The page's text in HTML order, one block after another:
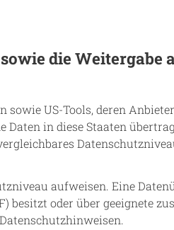
die Weitergabe
US-Tools, deren
Daten in diese Staaten
aufweisen. Eine
besitzt oder über geeignete